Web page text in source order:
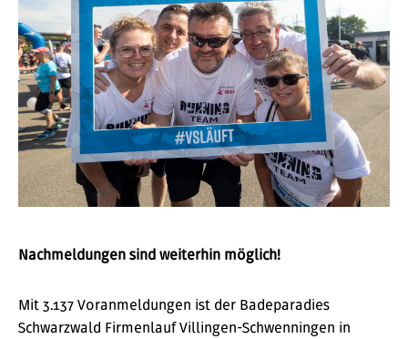
Nachmeldungen sind weiterhin möglich!
Mit 3.137 Voranmeldungen ist der Badeparadies
Schwarzwald Firmenlauf Villingen-Schwenningen in